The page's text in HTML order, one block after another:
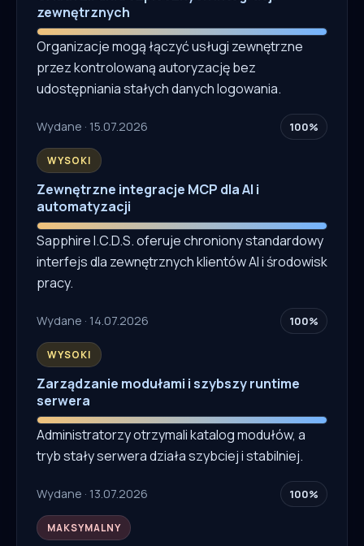
zewnętrznych
Organizacje mogą łączyć usługi zewnętrzne
przez kontrolowaną autoryzację bez
udostępniania stałych danych logowania.
Wydane · 15.07.2026 100%
WYSOKI
Zewnętrzne integracje MCP dla AI i
automatyzacji
Sapphire I.C.D.S. oferuje chroniony standardowy
interfejs dla zewnętrznych klientów AI i środowisk
pracy.
Wydane · 14.07.2026 100%
WYSOKI
Zarządzanie modułami i szybszy runtime
serwera
Administratorzy otrzymali katalog modułów, a
tryb stały serwera działa szybciej i stabilniej.
Wydane · 13.07.2026 100%
MAKSYMALNY